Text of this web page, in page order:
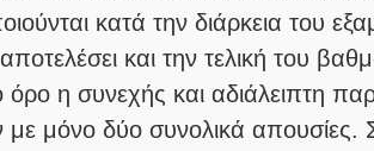
κατά την διάρκεια του
και την τελική του
η συνεχής και αδιάλειπτη
μόνο δύο συνολικά απουσίες.